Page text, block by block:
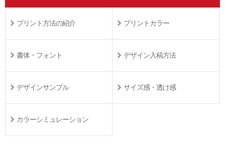
プリント方法の紹介 プリントカラー
書体・フォント デザイン入稿方法
デザインサンプル サイズ感・透け感
カラーシミュレーション